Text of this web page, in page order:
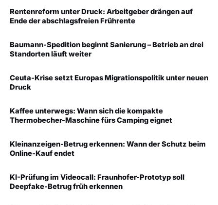
Rentenreform unter Druck: Arbeitgeber drängen auf
Ende der abschlagsfreien Frührente
Baumann-Spedition beginnt Sanierung – Betrieb an drei
Standorten läuft weiter
Ceuta-Krise setzt Europas Migrationspolitik unter neuen
Druck
Kaffee unterwegs: Wann sich die kompakte
Thermobecher-Maschine fürs Camping eignet
Kleinanzeigen-Betrug erkennen: Wann der Schutz beim
Online-Kauf endet
KI-Prüfung im Videocall: Fraunhofer-Prototyp soll
Deepfake-Betrug früh erkennen